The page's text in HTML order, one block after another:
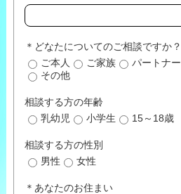
＊どなたについてのご相談ですか？
ご本人
ご家族 パートナー
その他
相談する方の年齢
乳幼児
小学生 15～18歳
相談する方の性別
男性
女性
＊あなたのお住まい